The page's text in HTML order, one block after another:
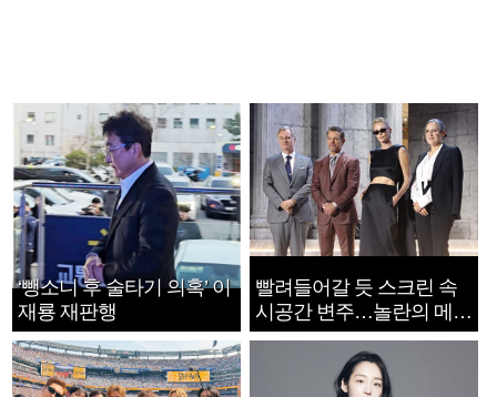
‘뺑소니 후 술타기 의혹’ 이
재룡 재판행
빨려들어갈 듯 스크린 속
시공간 변주…놀란의 메시
지는 ‘전쟁 속죄’